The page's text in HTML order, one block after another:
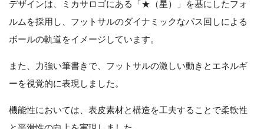
デザインは、ミカサロゴにある「★（星）」を基にしたフォ
ルムを採用し、フットサルのダイナミックなパス回しによる
ボールの軌道をイメージしています。
また、力強い筆書きで、フットサルの激しい動きとエネルギ
ーを視覚的に表現しました。
機能性においては、表皮素材と構造を工夫することで柔軟性